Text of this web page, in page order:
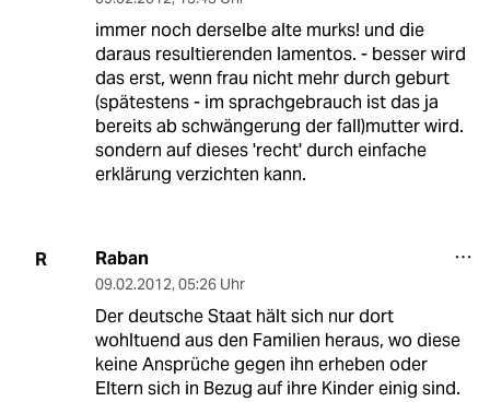
immer noch derselbe alte murks! und die
daraus resultierenden lamentos. - besser wird
das erst, wenn frau nicht mehr durch geburt
(spätestens - im sprachgebrauch ist das ja
bereits ab schwängerung der fall)mutter wird.
sondern auf dieses 'recht' durch einfache
erklärung verzichten kann.
R Raban
09.02.2012, 05:26 Uhr
Der deutsche Staat hält sich nur dort
wohltuend aus den Familien heraus, wo diese
keine Ansprüche gegen ihn erheben oder
Eltern sich in Bezug auf ihre Kinder einig sind.